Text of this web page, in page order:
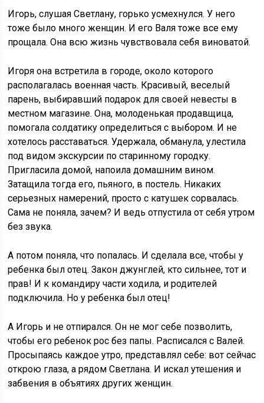
Игорь, слушая Светлану, горько усмехнулся. У него
тоже было много женщин. И его Валя тоже все ему
прощала. Она всю жизнь чувствовала себя виноватой.
Игоря она встретила в городе, около которого
располагалась военная часть. Красивый, веселый
парень, выбиравший подарок для своей невесты в
местном магазине. Она, молоденькая продавщица,
помогала солдатику определиться с выбором. И не
хотелось расставаться. Удержала, обманула, улестила
под видом экскурсии по старинному городку.
Пригласила домой, напоила домашним вином.
Затащила тогда его, пьяного, в постель. Никаких
серьезных намерений, просто с катушек сорвалась.
Сама не поняла, зачем? И ведь отпустила от себя утром
без звука.
А потом поняла, что попалась. И сделала все, чтобы у
ребенка был отец. Закон джунглей, кто сильнее, тот и
прав! И к командиру части ходила, и родителей
подключила. Но у ребенка был отец!
А Игорь и не отпирался. Он не мог себе позволить,
чтобы его ребенок рос без папы. Расписался с Валей.
Просыпаясь каждое утро, представлял себе: вот сейчас
открою глаза, а рядом Светлана. И искал утешения и
забвения в объятиях других женщин.